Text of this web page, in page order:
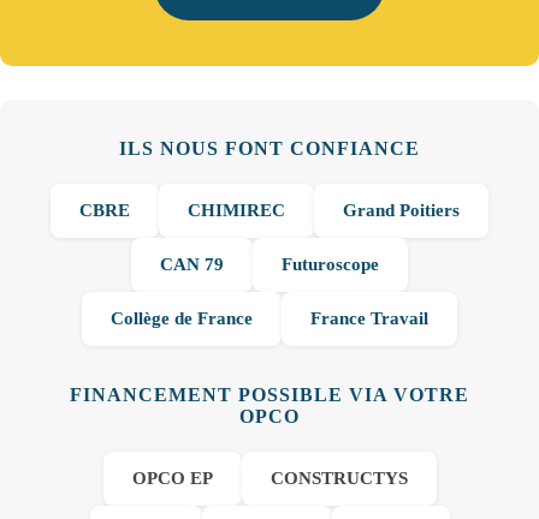
ILS NOUS FONT CONFIANCE
CBRE CHIMIREC Grand Poitiers
CAN 79 Futuroscope
Collège de France France Travail
FINANCEMENT POSSIBLE VIA VOTRE
OPCO
OPCO EP CONSTRUCTYS